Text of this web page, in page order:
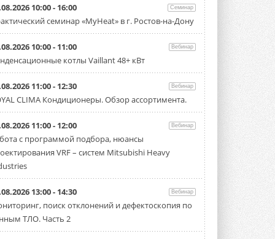
США запретили использование
иностранных инверторов
свой специальный перечень Covered ...
31 ИЮЛЯ 2026
Уже через месяц в России
можно будет устанавливать
солнечные панели в МКД
С 1 сентября снимается запрет на
микрогенерацию в многоквартирных ...
30 ИЮЛЯ 2026
Канальные вентиляторы с ЕС-
прямоугольный канальный ...
30 ИЮЛЯ 2026
10:00 - 16:00 Семинар
семинар «MyHeat» в г. Ростов-на-Дону
10:00 - 11:00 Вебинар
котлы Vaillant 48+ кВт
11:00 - 12:30 Вебинар
CLIMA Кондиционеры. Обзор ассортимента.
11:00 - 12:00 Вебинар
с программой подбора, нюансы
VRF – систем Mitsubishi Heavy
13:00 - 14:30 Вебинар
поиск отклонений и дефектоскопия по
ТЛО. Часть 2